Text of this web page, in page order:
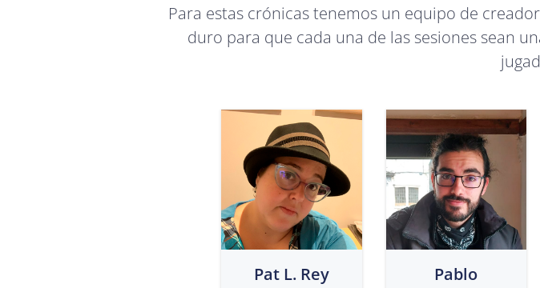
Para estas crónicas tenemos un equipo de
duro para que cada una de las sesiones sean
Pat L. Rey Pablo